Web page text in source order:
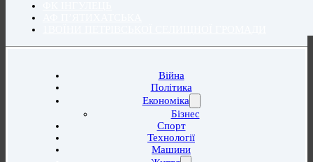
Війна
Політика
Економіка
Бізнес
Спорт
Технології
Машини